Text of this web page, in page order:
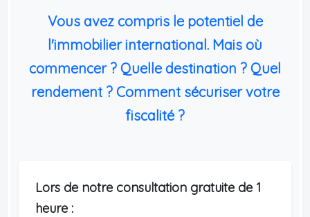
Vous avez compris le potentiel de
l'immobilier international. Mais où
commencer ? Quelle destination ? Quel
rendement ? Comment sécuriser votre
fiscalité ?
Lors de notre consultation gratuite de 1
heure :